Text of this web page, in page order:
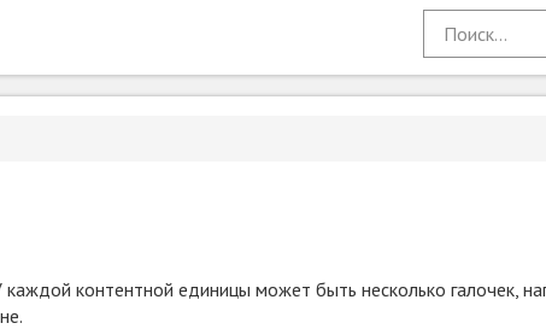
каждой контентной единицы может быть несколько галочек,